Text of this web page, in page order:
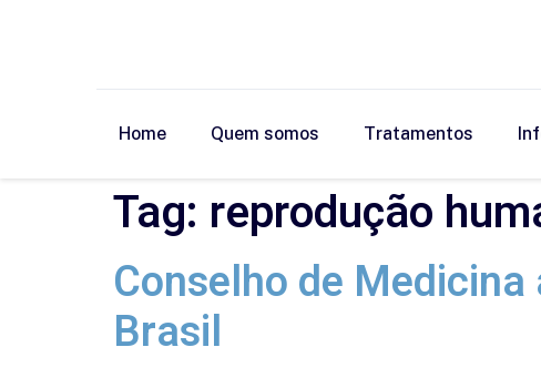
Home Quem somos Tratamentos
Tag: reprodução
Conselho de
Brasil